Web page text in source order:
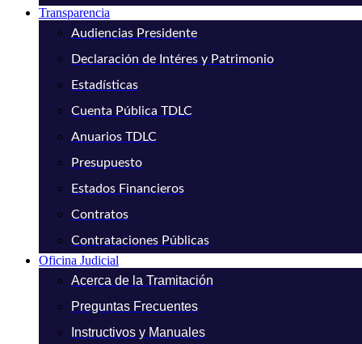
Transparencia
Audiencias Presidente
Declaración de Intéres y Patrimonio
Estadísticas
Cuenta Pública TDLC
Anuarios TDLC
Presupuesto
Estados Financieros
Contratos
Contrataciones Públicas
Oficina Judicial
Acerca de la Tramitación
Preguntas Frecuentes
Instructivos y Manuales